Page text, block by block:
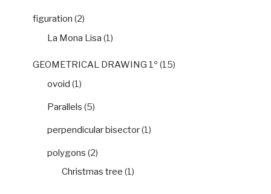
figuration (2)
La Mona Lisa (1)
GEOMETRICAL DRAWING 1º (15)
ovoid (1)
Parallels (5)
perpendicular bisector(1)
polygons (2)
Christmas tree (1)